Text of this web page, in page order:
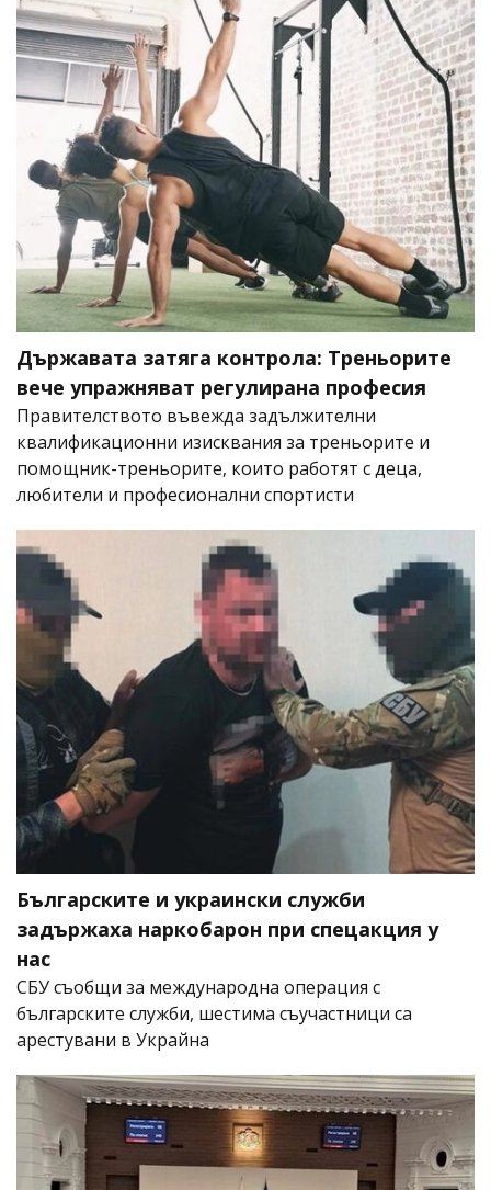
Държавата затяга контрола: Треньорите
вече упражняват регулирана професия
Правителството въвежда задължителни
квалификационни изисквания за треньорите и
помощник-треньорите, които работят с деца,
любители и професионални спортисти
Българските и украински служби
задържаха наркобарон при спецакция у
нас
СБУ съобщи за международна операция с
българските служби, шестима съучастници са
арестувани в Украйна